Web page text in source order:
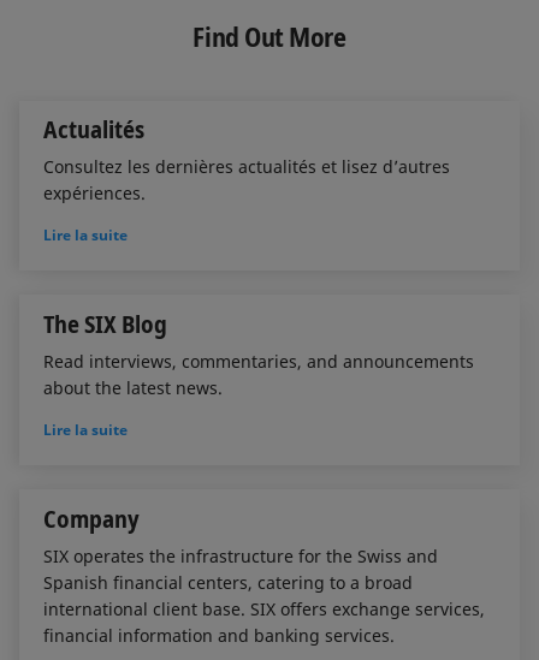
e
d
b
o
l
Find Out More
Actualités
Consultez les dernières actualités et lisez d’autres
expériences.
Lire la suite
The SIX Blog
Read interviews, commentaries, and announcements
about the latest news.
Lire la suite
Company
SIX operates the infrastructure for the Swiss and
Spanish financial centers, catering to a broad
international client base. SIX offers exchange services,
financial information and banking services.